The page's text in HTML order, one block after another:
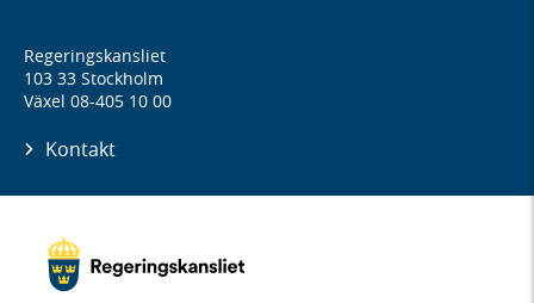
Regeringskansliet
103 33 Stockholm
Växel 08-405 10 00
Kontakt